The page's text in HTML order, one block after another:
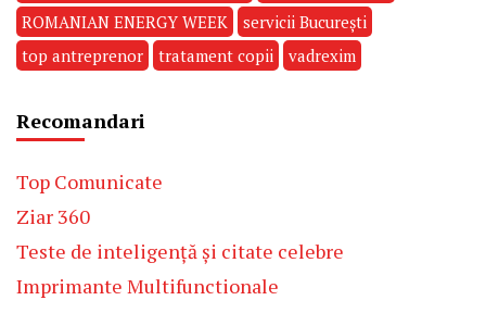
ROMANIAN ENERGY WEEK
servicii București
top antreprenor
tratament copii vadrexim
Recomandari
Top Comunicate
Ziar 360
Teste de inteligență și citate celebre
Imprimante Multifunctionale